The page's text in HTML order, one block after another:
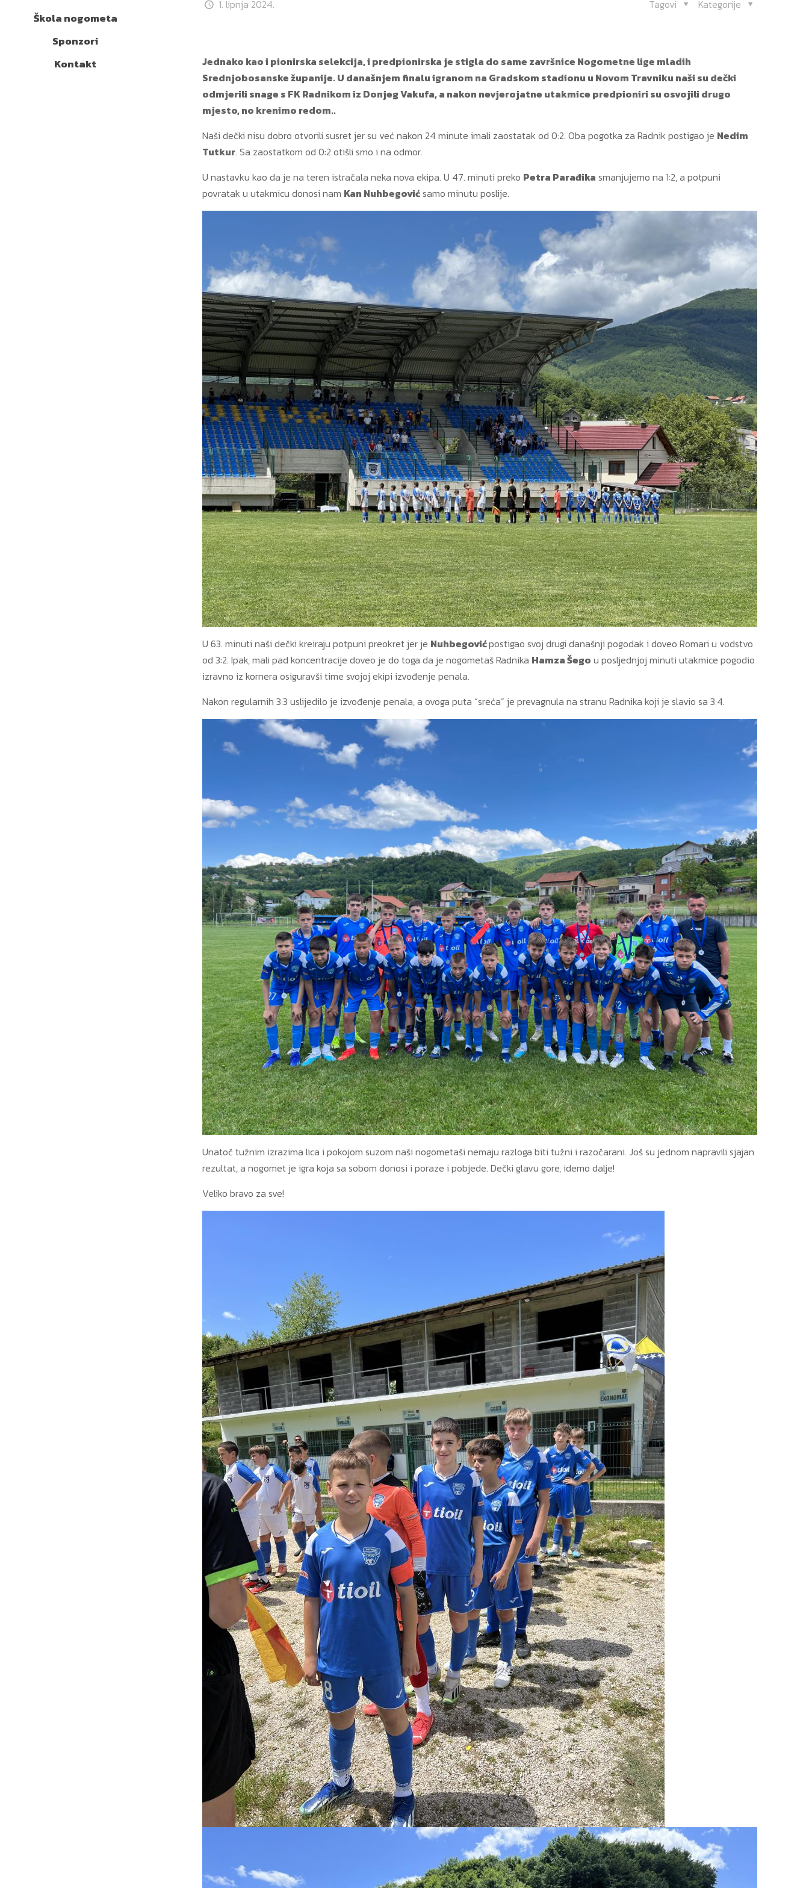
Škola nogometa
Sponzori
Kontakt
1. lipnja 2024. Kategorije
Tagovi
Jednako kao i pionirska selekcija, i predpionirska je stigla do same završnice Nogometne lige mladih
Srednjobosanske županije. U današnjem finalu igranom na Gradskom stadionu u Novom Travniku naši su dečki
odmjerili snage s FK Radnikom iz Donjeg Vakufa, a nakon nevjerojatne utakmice predpioniri su osvojili drugo
mjesto, no krenimo redom..
Naši dečki nisu dobro otvorili susret jer su već nakon 24 minute imali zaostatak od 0:2. Oba pogotka za Radnik postigao je Nedim
Tutkur. Sa zaostatkom od 0:2 otišli smo i na odmor.
U nastavku kao da je na teren istračala neka nova ekipa. U 47. minuti preko Petra Parađika smanjujemo na 1:2, a potpuni
povratak u utakmicu donosi nam Kan Nuhbegovićsamo minutu poslije.
U 63. minuti naši dečki kreiraju potpuni preokret jer je Nuhbegovićpostigao svoj drugi današnji pogodak i doveo Romari u vodstvo
od 3:2. Ipak, mali pad koncentracije doveo je do toga da je nogometaš Radnika Hamza Šego u posljednjoj minuti utakmice pogodio
izravno iz kornera osiguravši time svojoj ekipi izvođenje penala.
Nakon regularnih 3:3 uslijedilo je izvođenje penala, a ovoga puta “sreća” je prevagnula na stranu Radnika koji je slavio sa 3:4.
Unatoč tužnim izrazima lica i pokojom suzom naši nogometaši nemaju razloga biti tužni i razočarani. Još su jednom napravili sjajan
rezultat, a nogomet je igra koja sa sobom donosi i poraze i pobjede. Dečki glavu gore, idemo dalje!
Veliko bravo za sve!